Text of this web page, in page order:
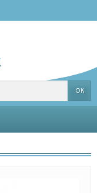
OK